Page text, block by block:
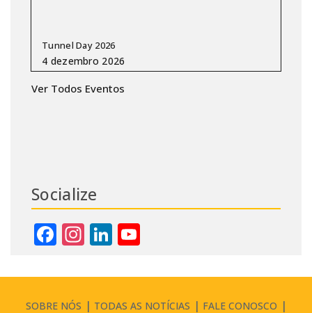
Tunnel Day 2026
Ver Todos Eventos
Socialize
Facebook
Instagram
LinkedIn
SOBRE NÓS TODAS AS NOTÍCIAS FALE CONOSCO